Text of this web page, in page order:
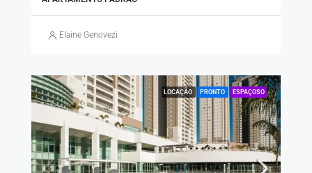
Elaine Genovezi
LOCAÇÃO PRONTO ESPAÇOSO